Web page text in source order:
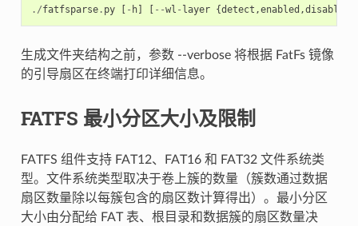
./fatfsparse. py [ - h] [ --wl - layer {detect ,enabled ,disabled
生成文件夹结构之前，参数 --verbose 将根据 FatFs 镜像
的引导扇区在终端打印详细信息。
FATFS 最小分区大小及限制
FATFS 组件支持 FAT12、FAT16 和 FAT32 文件系统类
型。文件系统类型取决于卷上簇的数量（簇数通过数据
扇区数量除以每簇包含的扇区数计算得出）。最小分区
大小由分配给 FAT 表、根目录和数据簇的扇区数量决